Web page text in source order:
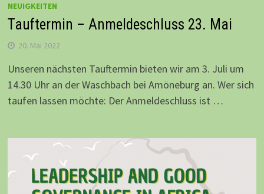
NEUIGKEITEN
Tauftermin – Anmeldeschluss 23. Mai
20. Mai 2022
Unseren nächsten Tauftermin bieten wir am 3. Juli um
14.30 Uhr an der Waschbach bei Amöneburg an. Wer sich
taufen lassen möchte: Der Anmeldeschluss ist …